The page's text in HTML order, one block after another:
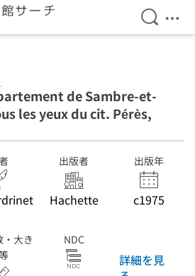
検索を
メ
de Sambre-et-
les yeux du cit. Pérès,
出版者
Hachette
出版年
c1975
・大き
NDC
詳細を見